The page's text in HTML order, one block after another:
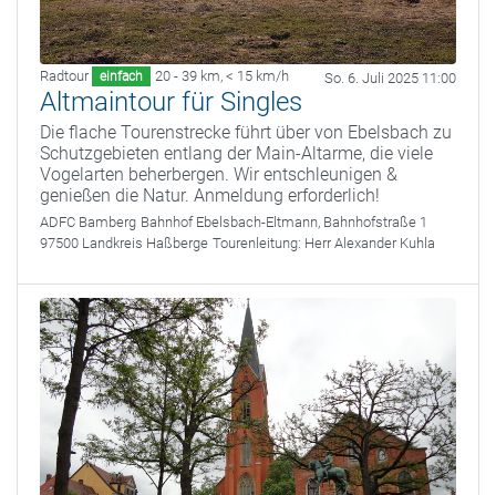
Radtour einfach 20 - 39 km, < 15 km/h So. 6. Juli 2025 11:00
Altmaintour für Singles
Die flache Tourenstrecke führt über von Ebelsbach zu
Schutzgebieten entlang der Main-Altarme, die viele
Vogelarten beherbergen. Wir entschleunigen &
genießen die Natur. Anmeldung erforderlich!
ADFC Bamberg Bahnhof Ebelsbach-Eltmann, Bahnhofstraße 1
97500 Landkreis Haßberge Tourenleitung: Herr Alexander Kuhla